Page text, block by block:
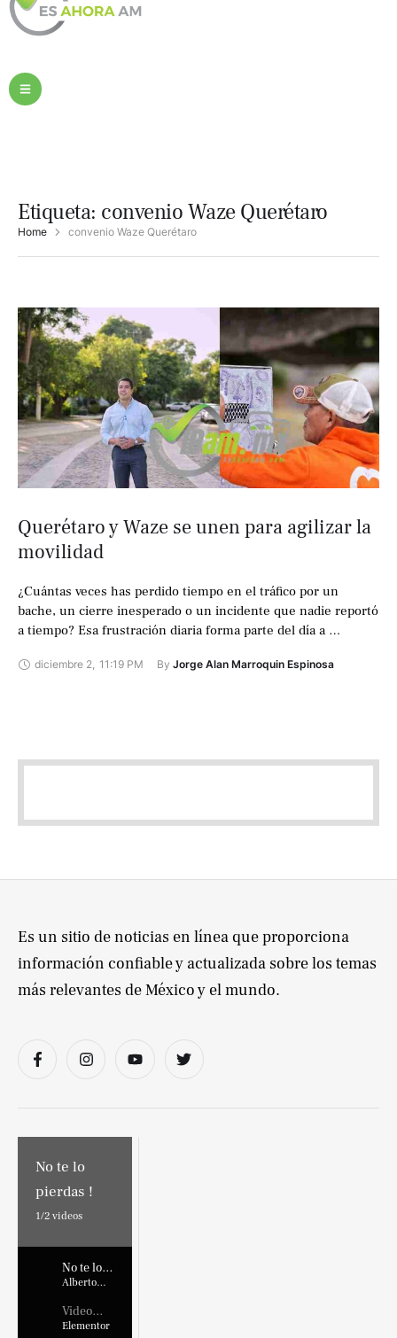
Etiqueta: convenio Waze Querétaro
Home convenio Waze Querétaro
Querétaro y Waze se unen para agilizar la
movilidad
¿Cuántas veces has perdido tiempo en el tráfico por un
bache, un cierre inesperado o un incidente que nadie reportó
a tiempo? Esa frustración diaria forma parte del día a …
diciembre 2, 11:19 PM By Jorge Alan Marroquin Espinosa
No te lo
pierdas !
1/2 videos
No te lo
pierdas !
Alberto
Video
Placehold
Elementor
Es un sitio de noticias en línea que proporciona
información confiable y actualizada sobre los temas
más relevantes de México y el mundo.